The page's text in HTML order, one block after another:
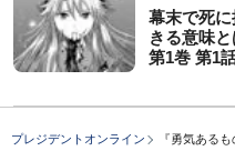
幕末で死
きる意味
第1巻 第1
プレジデントオンライン 『勇気ある